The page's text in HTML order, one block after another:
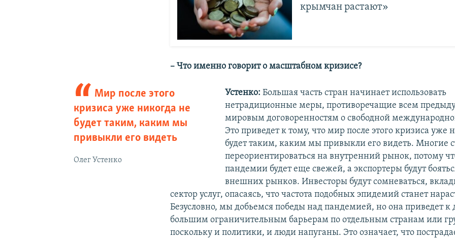
крымчан растают»
– Что именно говорит о масштабном кризисе?
Мир после этого
кризиса уже никогда не
будет таким, каким мы
привыкли его видеть
Олег Устенко
Устенко: Большая часть стран начинает использовать
нетрадиционные меры, противоречащие всем
мировым договоренностям о свободной
Это приведет к тому, что мир после этого кризиса уже
будет таким, каким мы привыкли его видеть. Многие
переориентироваться на внутренний рынок, потому
пандемии будет еще свежей, а экспортеры будут
внешних рынков. Инвесторы будут сомневаться,
сектор услуг, опасаясь, что частота подобных эпидемий станет
Безусловно, мы добьемся победы над пандемией, но она приведет к
большим ограничительным барьерам по отдельным странам или
поскольку и политики, и люди напуганы. Это означает, что